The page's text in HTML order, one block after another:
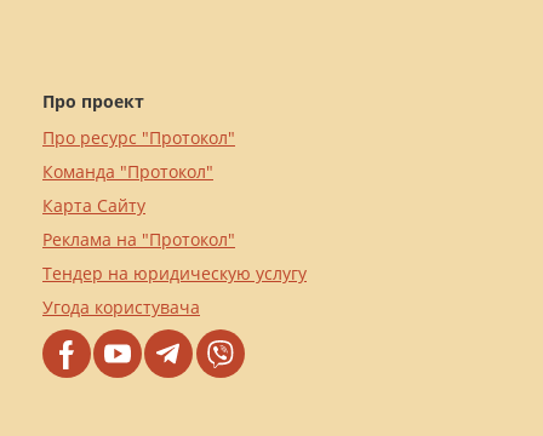
Про проект
Про ресурс "Протокол"
Команда "Протокол"
Карта Сайту
Реклама на "Протокол"
Тендер на юридическую услугу
Угода користувача